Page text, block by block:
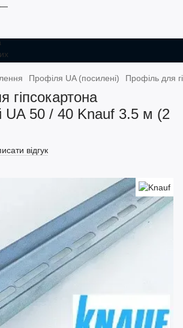
Профіля UA (посилені) Профіль для
гіпсокартона
UA 50 / 40 Knauf 3.5 м (2
відгук